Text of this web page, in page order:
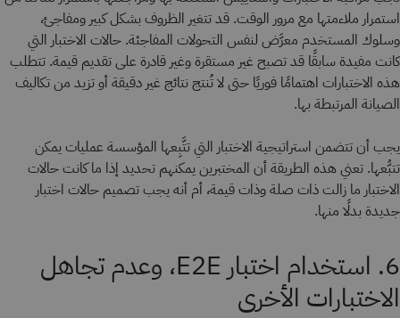
استمرار ملاءمتها مع مرور الوقت. قد تتغير الظروف بشكل كبير ومفاجئ،
وسلوك المستخدم معرَّض لنفس التحولات المفاجئة. حالات الاختبار التي
كانت مفيدة سابقًا قد تصبح غير مستقرة وغير قادرة على تقديم قيمة. تتطلب
هذه الاختبارات اهتمامًا فوريًا حتى لا تُنتج نتائج غير دقيقة أو تزيد من تكاليف
الصيانة المرتبطة بها.
يجب أن تتضمن استراتيجية الاختبار التي تتَّبِعها المؤسسة عمليات يمكن
تتبُّعها. تعني هذه الطريقة أن المختبرين يمكنهم تحديد إذا ما كانت حالات
الاختبار ما زالت ذات صلة وذات قيمة، أم أنه يجب تصميم حالات اختبار
جديدة بدلًا منها.
6. استخدام اختبار E2E، وعدم تجاهل
الاختبارات الأخرى